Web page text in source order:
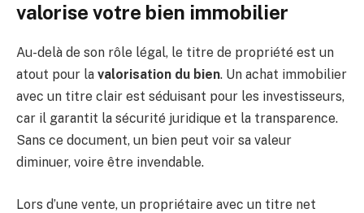
valorise votre bien immobilier
Au-delà de son rôle légal, le titre de propriété est un
atout pour la valorisation du bien. Un achat immobilier
avec un titre clair est séduisant pour les investisseurs,
car il garantit la sécurité juridique et la transparence.
Sans ce document, un bien peut voir sa valeur
diminuer, voire être invendable.
Lors d’une vente, un propriétaire avec un titre net